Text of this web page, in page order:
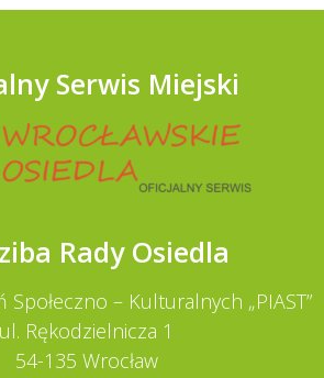
Serwis Miejski
Rady Osiedla
Społeczno – Kulturalnych „PIAST”
ul. Rękodzielnicza 1
54-135 Wrocław